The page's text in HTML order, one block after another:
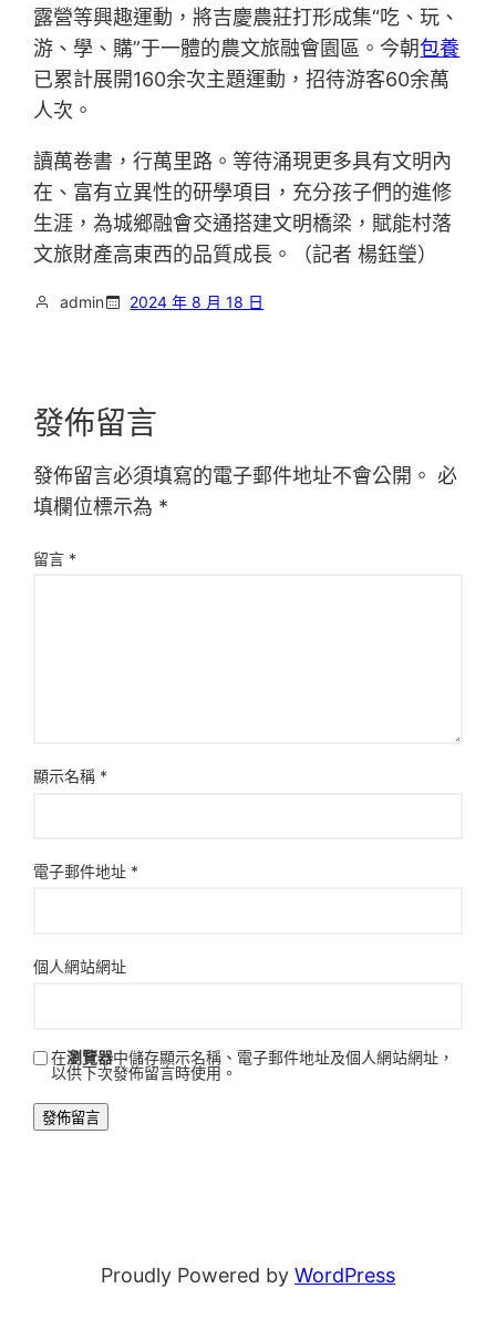
露營等興趣運動，將吉慶農莊打形成集“吃、玩、
游、學、購”于一體的農文旅融會園區。今朝包養
已累計展開160余次主題運動，招待游客60余萬
人次。
讀萬卷書，行萬里路。等待涌現更多具有文明內
在、富有立異性的研學項目，充分孩子們的進修
生涯，為城鄉融會交通搭建文明橋梁，賦能村落
文旅財產高東西的品質成長。（記者 楊鈺瑩）
admin 2024 年 8 月 18 日
發佈留言
發佈留言必須填寫的電子郵件地址不會公開。 必
填欄位標示為 *
留言 *
顯示名稱 *
電子郵件地址 *
個人網站網址
在瀏覽器中儲存顯示名稱、電子郵件地址及個人網站網址，
以供下次發佈留言時使用。
Proudly Powered by WordPress